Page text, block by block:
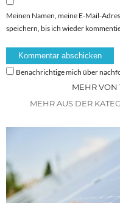
Meinen Namen, meine E-Mail-
speichern, bis ich wieder
Benachrichtige mich über
MEHR VON
MEHR AUS DER